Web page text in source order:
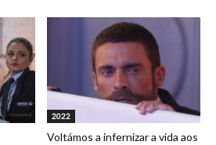
2022
Voltámos a infernizar a vida aos